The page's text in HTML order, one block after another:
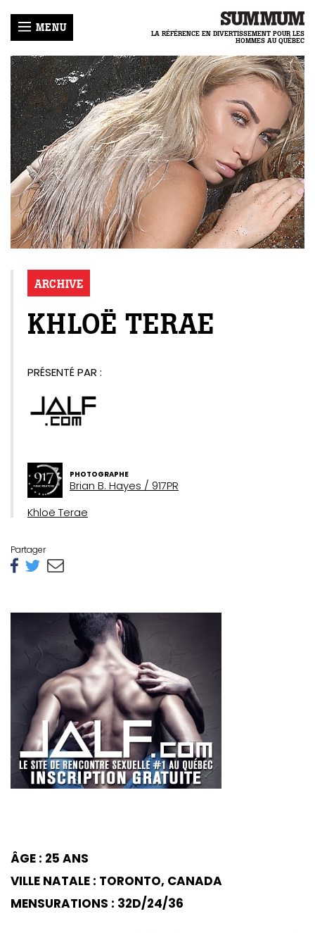
MENU
LA RÉFÉRENCE EN DIVERTISSEMENT POUR LES
HOMMES AU QUÉBEC
ARCHIVE
KHLOË TERAE
PRÉSENTÉ PAR :
PHOTOGRAPHE
Brian B. Hayes / 917PR
Khloë Terae
Partager
ÂGE : 25 ANS
VILLE NATALE : TORONTO, CANADA
MENSURATIONS : 32D/24/36